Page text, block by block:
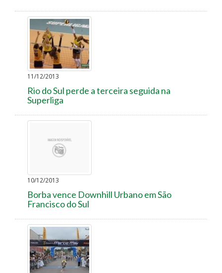
11/12/2013
Rio do Sul perde a terceira seguida na
Superliga
10/12/2013
Borba vence Downhill Urbano em São
Francisco do Sul